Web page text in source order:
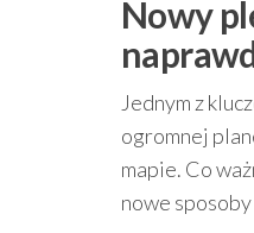
Nowy
Jednym z
ogromnej
mapie. Co
nowe